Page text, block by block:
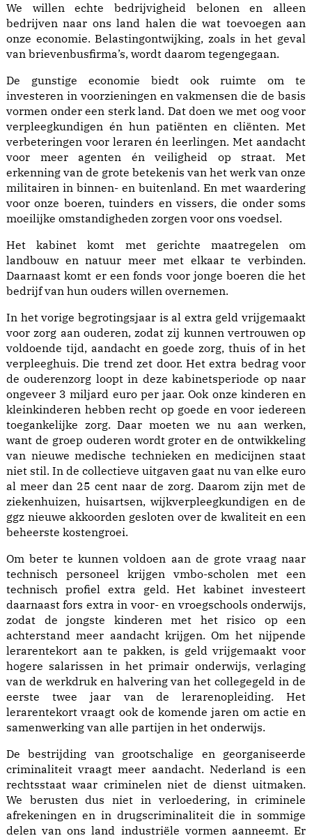
We willen echte bedrijvigheid belonen en alleen
bedrijven naar ons land halen die wat toevoegen aan
onze economie. Belastingontwijking, zoals in het geval
van brievenbusfirma’s, wordt daarom tegengegaan.
De gunstige economie biedt ook ruimte om te
investeren in voorzieningen en vakmensen die de basis
vormen onder een sterk land. Dat doen we met oog voor
verpleegkundigen én hun patiënten en cliënten. Met
verbeteringen voor leraren én leerlingen. Met aandacht
voor meer agenten én veiligheid op straat. Met
erkenning van de grote betekenis van het werk van onze
militairen in binnen- en buitenland. En met waardering
voor onze boeren, tuinders en vissers, die onder soms
moeilijke omstandigheden zorgen voor ons voedsel.
Het kabinet komt met gerichte maatregelen om
landbouw en natuur meer met elkaar te verbinden.
Daarnaast komt er een fonds voor jonge boeren die het
bedrijf van hun ouders willen overnemen.
In het vorige begrotingsjaar is al extra geld vrijgemaakt
voor zorg aan ouderen, zodat zij kunnen vertrouwen op
voldoende tijd, aandacht en goede zorg, thuis of in het
verpleeghuis. Die trend zet door. Het extra bedrag voor
de ouderenzorg loopt in deze kabinetsperiode op naar
ongeveer 3 miljard euro per jaar. Ook onze kinderen en
kleinkinderen hebben recht op goede en voor iedereen
toegankelijke zorg. Daar moeten we nu aan werken,
want de groep ouderen wordt groter en de ontwikkeling
van nieuwe medische technieken en medicijnen staat
niet stil. In de collectieve uitgaven gaat nu van elke euro
al meer dan 25 cent naar de zorg. Daarom zijn met de
ziekenhuizen, huisartsen, wijkverpleegkundigen en de
ggz nieuwe akkoorden gesloten over de kwaliteit en een
beheerste kostengroei.
Om beter te kunnen voldoen aan de grote vraag naar
technisch personeel krijgen vmbo-scholen met een
technisch profiel extra geld. Het kabinet investeert
daarnaast fors extra in voor- en vroegschools onderwijs,
zodat de jongste kinderen met het risico op een
achterstand meer aandacht krijgen. Om het nijpende
lerarentekort aan te pakken, is geld vrijgemaakt voor
hogere salarissen in het primair onderwijs, verlaging
van de werkdruk en halvering van het collegegeld in de
eerste twee jaar van de lerarenopleiding. Het
lerarentekort vraagt ook de komende jaren om actie en
samenwerking van alle partijen in het onderwijs.
De bestrijding van grootschalige en georganiseerde
criminaliteit vraagt meer aandacht. Nederland is een
rechtsstaat waar criminelen niet de dienst uitmaken.
We berusten dus niet in verloedering, in criminele
afrekeningen en in drugscriminaliteit die in sommige
delen van ons land industriële vormen aanneemt. Er